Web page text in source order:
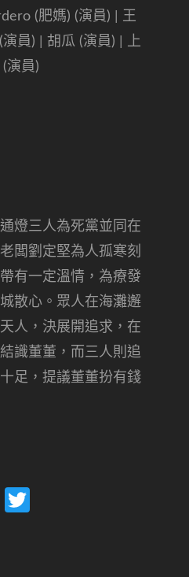
(肥媽) (演員) | 王
員) | 胡瓜 (演員) | 上
演員)
燈三人為死黨並同在
闆劉定堅為人孤寒刻
有一定溫情，為療發
散心。眾人在海灘邂
人，決展開追求，在
識董董，而三人則追
足，提議董董扮有錢
Facebook